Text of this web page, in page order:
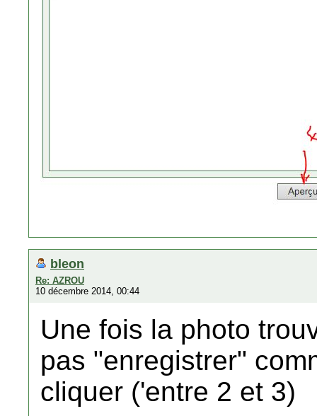
bleon
Re: AZROU
10 décembre 2014, 00:44
Une fois la photo
pas "enregistrer"
cliquer ('entre 2 et 3)